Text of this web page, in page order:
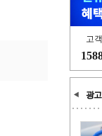
고
광고